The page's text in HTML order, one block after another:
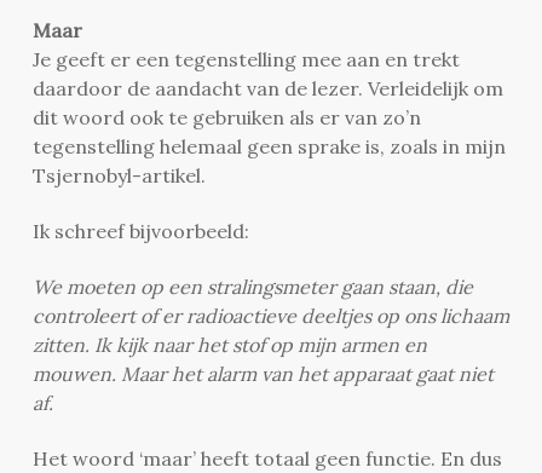
Maar
Je geeft er een tegenstelling mee aan en trekt
daardoor de aandacht van de lezer. Verleidelijk om
dit woord ook te gebruiken als er van zo’n
tegenstelling helemaal geen sprake is, zoals in mijn
Tsjernobyl-artikel.
Ik schreef bijvoorbeeld:
We moeten op een stralingsmeter gaan staan, die
controleert of er radioactieve deeltjes op ons lichaam
zitten. Ik kijk naar het stof op mijn armen en
mouwen. Maar het alarm van het apparaat gaat niet
af.
Het woord ‘maar’ heeft totaal geen functie. En dus